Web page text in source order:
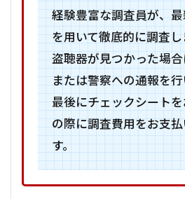
経験豊富な調査員が、
を用いて徹底的に調査し
盗聴器が見つかった場
または警察への通報を
最後にチェックシート
の際に調査費用をお支
す。